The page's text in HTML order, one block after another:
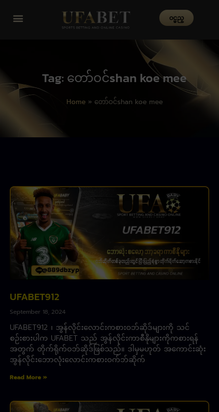
၀င္မည္
Tag: တော်ဝင်shan koe mee
Home» တော်ဝင်shan koe mee
UFABET912
September 18, 2024
UFABET912 ၊ အွန်လိုင်းလောင်းကစားဝဘ်ဆိုဒ်များကို သင်
စဉ်းစားပါက UFABET သည် အွန်လိုင်းကာစီနိုများကိုကစားရန်
အတွက် တိုက်ရိုက်ဝဘ်ဆိုဒ်ဖြစ်သည်။ ဒါမှမဟုတ် အကောင်းဆုံး
အွန်လိုင်းဘောလုံးလောင်းကစားဝက်ဘ်ဆိုက်
Read More »